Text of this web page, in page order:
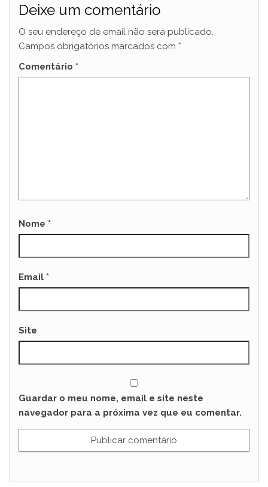
Deixe um comentário
O seu endereço de email não será publicado.
Campos obrigatórios marcados com *
Comentário *
Nome *
Email *
Site
Guardar o meu nome, email e site neste
navegador para a próxima vez que eu comentar.